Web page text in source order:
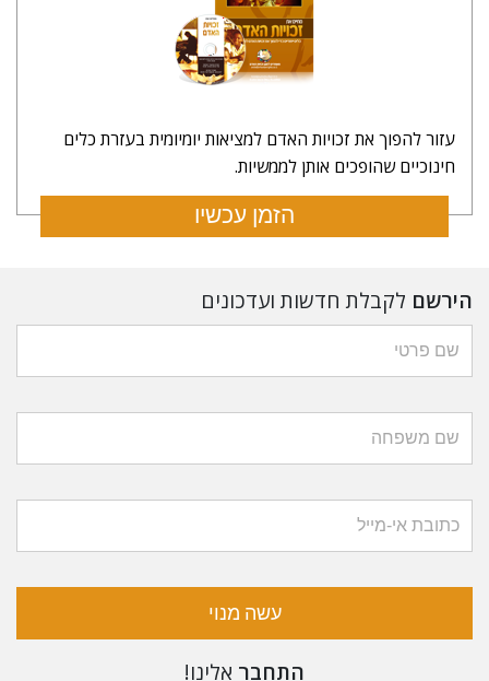
עזור להפוך את זכויות האדם למציאות יומיומית בעזרת כלים
חינוכיים שהופכים אותן לממשיות.
הזמן עכשיו
הירשם לקבלת חדשות ועדכונים
עשה מנוי
התחבר אלינו!